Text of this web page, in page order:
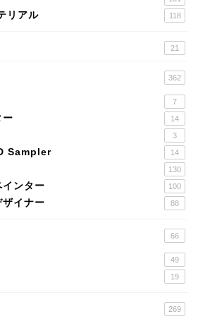
リアル 118
21
362
7
ー 14
3
Sampler 14
130
ンター 100
イナー 88
66
49
19
269